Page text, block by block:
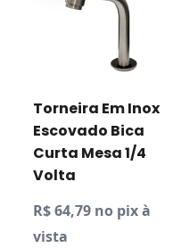
Torneira Em Inox
Escovado Bica
Curta Mesa 1/4
Volta
R$ 64,79 no pix à
vista